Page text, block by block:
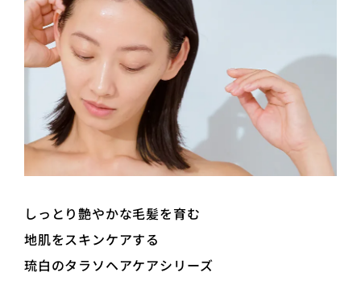
しっとり艶やかな毛髪を育む
地肌をスキンケアする
琉白のタラソヘアケアシリーズ